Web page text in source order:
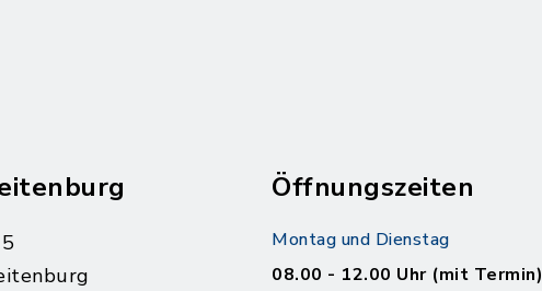
Öffnungszeiten
Montag und Dienstag
08.00 - 12.00 Uhr (mit Termin)